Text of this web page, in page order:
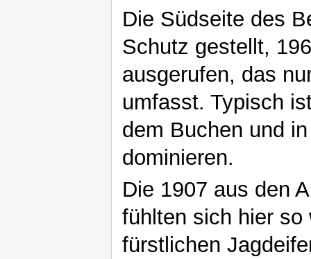
Die Südseite des
Schutz gestellt,
ausgerufen, das
umfasst. Typisch
dem Buchen und
dominieren.
Die 1907 aus den
fühlten sich hier
fürstlichen